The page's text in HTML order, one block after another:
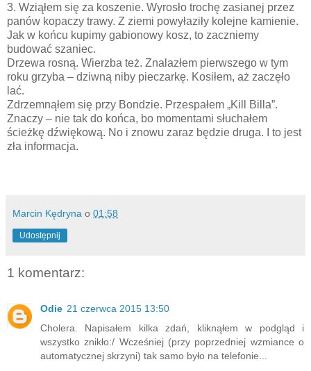
3. Wziąłem się za koszenie. Wyrosło trochę zasianej przez
panów kopaczy trawy. Z ziemi powyłaziły kolejne kamienie.
Jak w końcu kupimy gabionowy kosz, to zaczniemy
budować szaniec.
Drzewa rosną. Wierzba też. Znalazłem pierwszego w tym
roku grzyba – dziwną niby pieczarkę. Kosiłem, aż zaczęło
lać.
Zdrzemnąłem się przy Bondzie. Przespałem „Kill Billa”.
Znaczy – nie tak do końca, bo momentami słuchałem
ścieżkę dźwiękową. No i znowu zaraz będzie druga. I to jest
zła informacja.
Marcin Kędryna o 01:58
Udostępnij
1 komentarz:
Odie 21 czerwca 2015 13:50
Cholera. Napisałem kilka zdań, kliknąłem w podgląd i
wszystko znikło:/ Wcześniej (przy poprzedniej wzmiance o
automatycznej skrzyni) tak samo było na telefonie...